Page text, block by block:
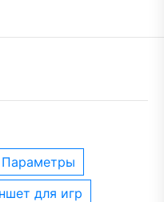
параметры
для игр